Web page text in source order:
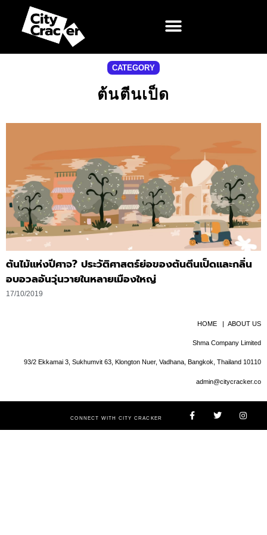
CATEGORY
ต้นตีนเป็ด
ต้นไม้แห่งปีศาจ? ประวัติศาสตร์ย่อของต้นตีนเป็ดและกลิ่น
อบอวลอันวุ่นวายในหลายเมืองใหญ่
17/10/2019
HOME | ABOUT US
Shma Company Limited
93/2 Ekkamai 3, Sukhumvit 63, Klongton Nuer, Vadhana, Bangkok, Thailand 10110
admin@citycracker.co
CONNECT WITH CITY CRACKER